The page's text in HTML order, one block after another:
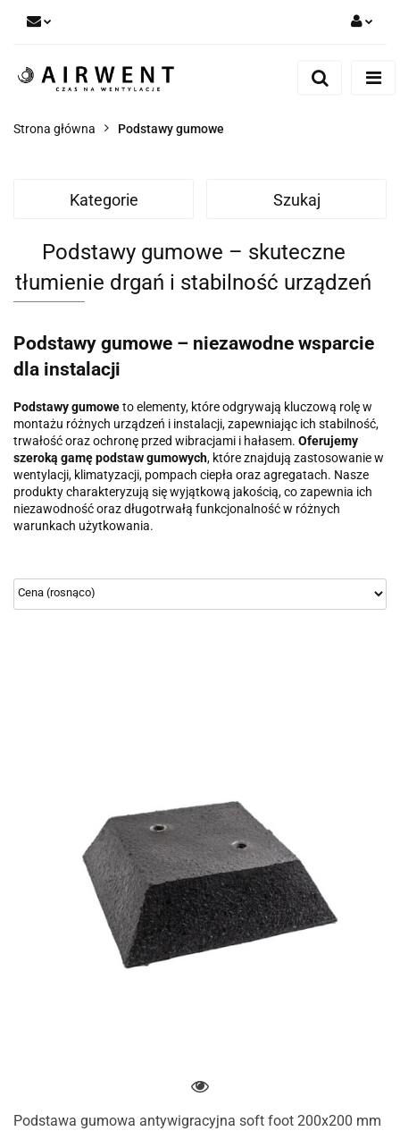
Zaloguj się
Strona główna Podstawy gumowe
Kategorie Szukaj
Podstawy gumowe – skuteczne
tłumienie drgań i stabilność urządzeń
Podstawy gumowe – niezawodne wsparcie
dla instalacji
Podstawy gumoweto elementy, które odgrywają kluczową rolę w
montażu różnych urządzeń i instalacji, zapewniając ich stabilność,
trwałość oraz ochronę przed wibracjami i hałasem. Oferujemy
szeroką gamę podstaw gumowych, które znajdują zastosowanie w
wentylacji, klimatyzacji, pompach ciepła oraz agregatach. Nasze
produkty charakteryzują się wyjątkową jakością, co zapewnia ich
niezawodność oraz długotrwałą funkcjonalność w różnych
warunkach użytkowania.
Podstawa gumowa antywigracyjna soft foot 200x200 mm